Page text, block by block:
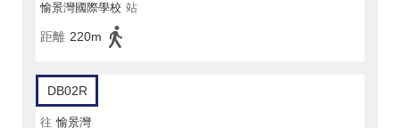
愉景灣國際學校 站
距離 220m
DB02R
往 愉景灣